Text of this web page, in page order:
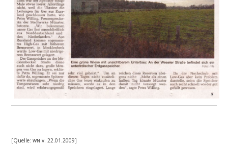
[Quel­le:WN v. 22.01.2009]